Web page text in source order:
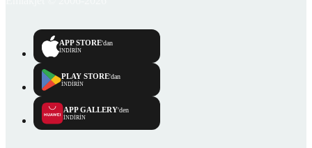
APP STORE'dan
İNDİRİN
PLAY STORE'dan
İNDİRİN
APP GALLERY'den
İNDİRİN